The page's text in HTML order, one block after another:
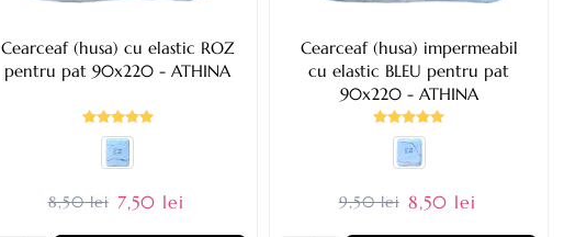
Cearceaf (husa) cu elastic ROZ
pentru pat 90x220 - ATHINA
8,50 lei 7,50 lei
Cearceaf (husa) impermeabil
cu elastic BLEU pentru pat
90x220 - ATHINA
9,50 lei 8,50 lei